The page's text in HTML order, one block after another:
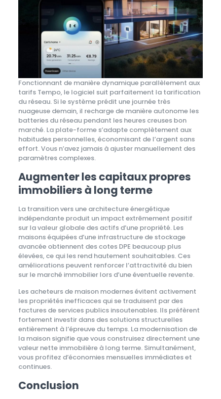
Fonctionnant de manière dynamique parallèlement aux
tarifs Tempo, le logiciel suit parfaitement la tarification
du réseau. Si le système prédit une journée très
nuageuse demain, il recharge de manière autonome les
batteries du réseau pendant les heures creuses bon
marché. La plate-forme s’adapte complètement aux
habitudes personnelles, économisant de l’argent sans
effort. Vous n’avez jamais à ajuster manuellement des
paramètres complexes.
Augmenter les capitaux propres
immobiliers à long terme
La transition vers une architecture énergétique
indépendante produit un impact extrêmement positif
sur la valeur globale des actifs d’une propriété. Les
maisons équipées d’une infrastructure de stockage
avancée obtiennent des cotes DPE beaucoup plus
élevées, ce qui les rend hautement souhaitables. Ces
améliorations peuvent renforcer l’attractivité du bien
sur le marché immobilier lors d’une éventuelle revente.
Les acheteurs de maison modernes évitent activement
les propriétés inefficaces qui se traduisent par des
factures de services publics insoutenables. Ils préfèrent
fortement investir dans des solutions structurelles
entièrement à l’épreuve du temps. La modernisation de
la maison signifie que vous construisez directement une
valeur nette immobilière à long terme. Simultanément,
vous profitez d’économies mensuelles immédiates et
continues.
Conclusion